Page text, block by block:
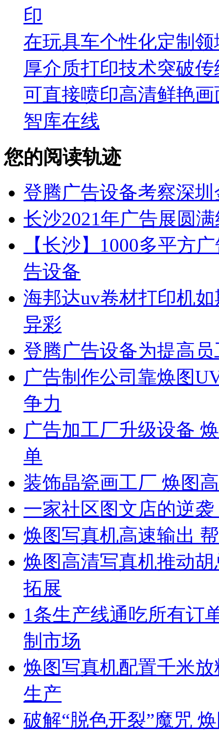
印
在玩具车个性化定制
厚介质打印技术突破
可直接喷印高清鲜艳画
智库在线
您的阅读轨迹
登腾广告设备考察深
长沙2021年广告展圆
【长沙】1000多平方
告设备
海邦达uv卷材打印机
异彩
登腾广告设备为提高
广告制作公司靠焕图
争力
广告加工厂升级设备
单
装饰晶瓷画工厂 焕图
一家社区图文店的逆
焕图写真机高速输出
焕图高清写真机推动
拓展
1条生产线通吃所有订
制市场
焕图写真机配置千米
生产
破解“脱色开裂”魔咒